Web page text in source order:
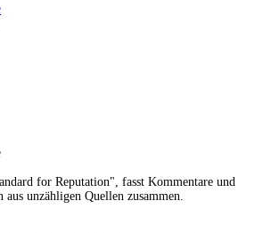
for Reputation", fasst Kommentare und
unzähligen Quellen zusammen.